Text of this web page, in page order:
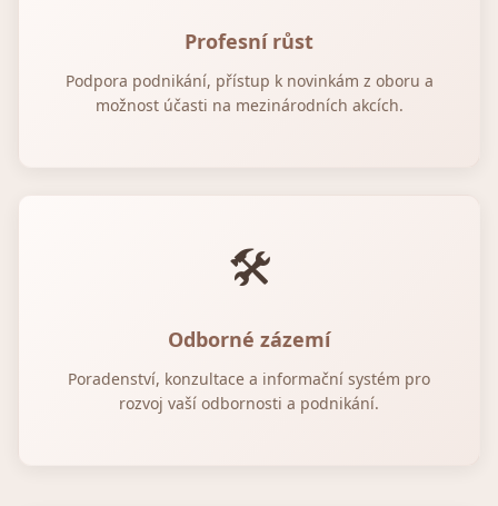
Profesní růst
Podpora podnikání, přístup k novinkám z oboru a
možnost účasti na mezinárodních akcích.
🛠
Odborné zázemí
Poradenství, konzultace a informační systém pro
rozvoj vaší odbornosti a podnikání.